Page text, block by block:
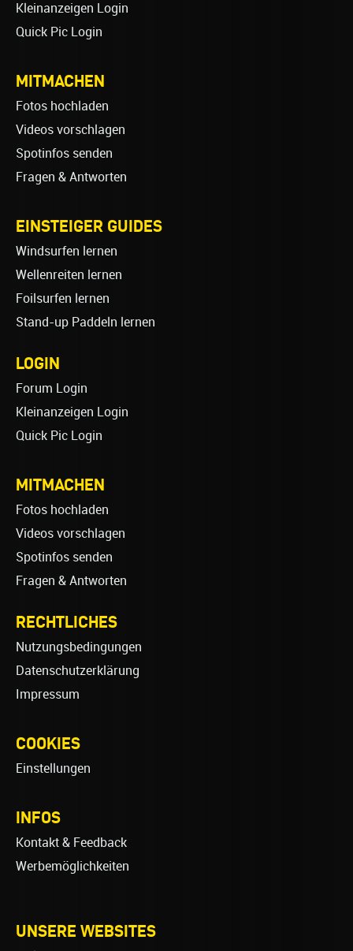
Kleinanzeigen Login
Quick Pic Login
MITMACHEN
Fotos hochladen
Videos vorschlagen
Spotinfos senden
Fragen & Antworten
EINSTEIGER GUIDES
Windsurfen lernen
Wellenreiten lernen
Foilsurfen lernen
Stand-up Paddeln lernen
LOGIN
Forum Login
Kleinanzeigen Login
Quick Pic Login
MITMACHEN
Fotos hochladen
Videos vorschlagen
Spotinfos senden
Fragen & Antworten
RECHTLICHES
Nutzungsbedingungen
Datenschutzerklärung
Impressum
COOKIES
Einstellungen
INFOS
Kontakt & Feedback
Werbemöglichkeiten
UNSERE WEBSITES